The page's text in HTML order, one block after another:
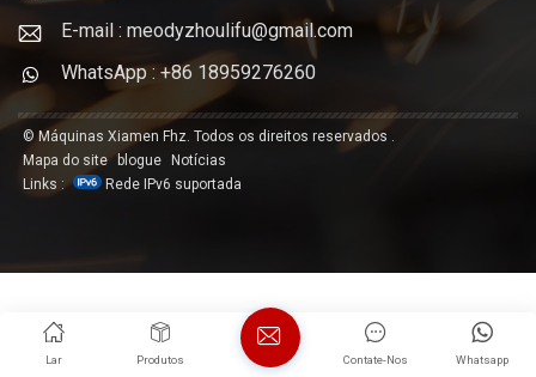
E-mail : meodyzhoulifu@gmail.com
WhatsApp : +86 18959276260
© Máquinas Xiamen Fhz. Todos os direitos reservados .
Mapa do site
blogue
Notícias
Links :
Rede IPv6 suportada
Lar Produtos Whatsapp
Contate-Nos